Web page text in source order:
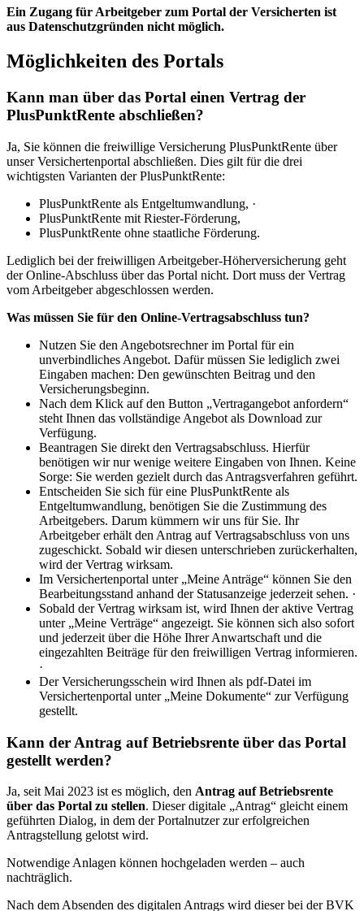
Ein Zugang für Arbeitgeber zum Portal der Versicherten ist
aus Datenschutzgründen nicht möglich.
Möglichkeiten des Portals
Kann man über das Portal einen Vertrag der
PlusPunktRente abschließen?
Ja, Sie können die freiwillige Versicherung PlusPunktRente über
unser Versichertenportal abschließen. Dies gilt für die drei
wichtigsten Varianten der PlusPunktRente:
PlusPunktRente als Entgeltumwandlung, ·
PlusPunktRente mit Riester-Förderung,
PlusPunktRente ohne staatliche Förderung.
Lediglich bei der freiwilligen Arbeitgeber-Höherversicherung geht
der Online-Abschluss über das Portal nicht. Dort muss der Vertrag
vom Arbeitgeber abgeschlossen werden.
Was müssen Sie für den Online-Vertragsabschluss tun?
Nutzen Sie den Angebotsrechner im Portal für ein
unverbindliches Angebot. Dafür müssen Sie lediglich zwei
Eingaben machen: Den gewünschten Beitrag und den
Versicherungsbeginn.
Nach dem Klick auf den Button „Vertragangebot anfordern“
steht Ihnen das vollständige Angebot als Download zur
Verfügung.
Beantragen Sie direkt den Vertragsabschluss. Hierfür
benötigen wir nur wenige weitere Eingaben von Ihnen. Keine
Sorge: Sie werden gezielt durch das Antragsverfahren geführt.
Entscheiden Sie sich für eine PlusPunktRente als
Entgeltumwandlung, benötigen Sie die Zustimmung des
Arbeitgebers. Darum kümmern wir uns für Sie. Ihr
Arbeitgeber erhält den Antrag auf Vertragsabschluss von uns
zugeschickt. Sobald wir diesen unterschrieben zurückerhalten,
wird der Vertrag wirksam.
Im Versichertenportal unter „Meine Anträge“ können Sie den
Bearbeitungsstand anhand der Statusanzeige jederzeit sehen. ·
Sobald der Vertrag wirksam ist, wird Ihnen der aktive Vertrag
unter „Meine Verträge“ angezeigt. Sie können sich also sofort
und jederzeit über die Höhe Ihrer Anwartschaft und die
eingezahlten Beiträge für den freiwilligen Vertrag informieren.
·
Der Versicherungsschein wird Ihnen als pdf-Datei im
Versichertenportal unter „Meine Dokumente“ zur Verfügung
gestellt.
Kann der Antrag auf Betriebsrente über das Portal
gestellt werden?
Ja, seit Mai 2023 ist es möglich, den Antrag auf Betriebsrente
über das Portal zu stellen. Dieser digitale „Antrag“ gleicht einem
geführten Dialog, in dem der Portalnutzer zur erfolgreichen
Antragstellung gelotst wird.
Notwendige Anlagen können hochgeladen werden – auch
nachträglich.
Nach dem Absenden des digitalen Antrags wird dieser bei der BVK